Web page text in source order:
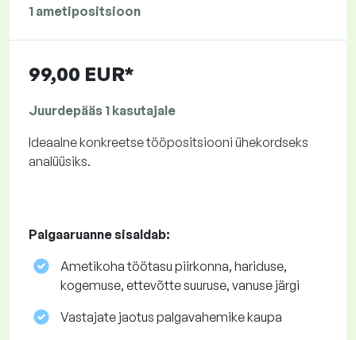
1 ametipositsioon
99,00 EUR*
Juurdepääs 1 kasutajale
Ideaalne konkreetse tööpositsiooni ühekordseks
analüüsiks.
Palgaaruanne sisaldab:
Ametikoha töötasu piirkonna, hariduse,
kogemuse, ettevõtte suuruse, vanuse järgi
Vastajate jaotus palgavahemike kaupa